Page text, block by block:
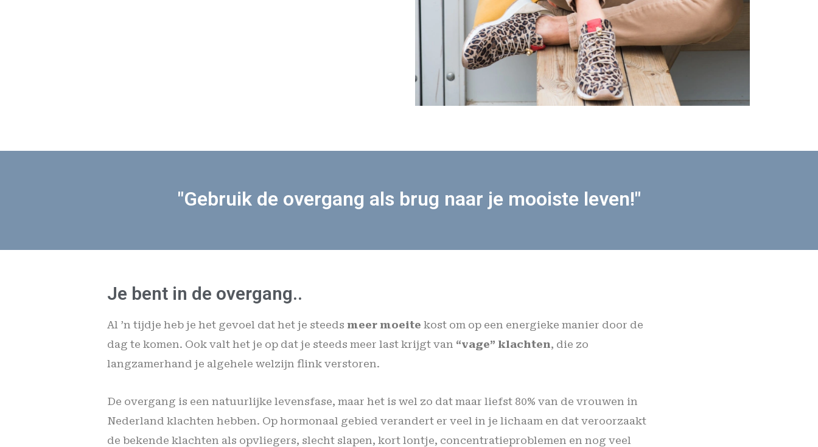
"Gebruik de overgang als brug naar je mooiste leven!"
Je bent in de overgang..
Al ’n tijdje heb je het gevoel dat het je steeds meer moeite kost om op een energieke manier door de
dag te komen. Ook valt het je op dat je steeds meer last krijgt van “vage” klachten, die zo
langzamerhand je algehele welzijn flink verstoren.
De overgang is een natuurlijke levensfase, maar het is wel zo dat maar liefst 80% van de vrouwen in
Nederland klachten hebben. Op hormonaal gebied verandert er veel in je lichaam en dat veroorzaakt
de bekende klachten als opvliegers, slecht slapen, kort lontje, concentratieproblemen en nog veel